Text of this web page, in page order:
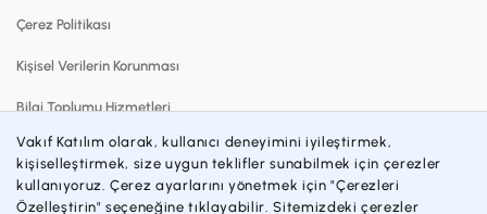
Katılım Bankacılığı
İnsan Kaynakları
Çerez Politikası
Kişisel Verilerin Korunması
Bilgi Toplumu Hizmetleri
Sözleşmeler ve Formlar
Gizlilik Politikası
Vakıf Katılım olarak, kullanıcı deneyimini iyileştirmek,
kişiselleştirmek, size uygun teklifler sunabilmek için çerezler
kullanıyoruz. Çerez ayarlarını yönetmek için "Çerezleri
Özelleştirin" seçeneğine tıklayabilir. Sitemizdeki çerezler